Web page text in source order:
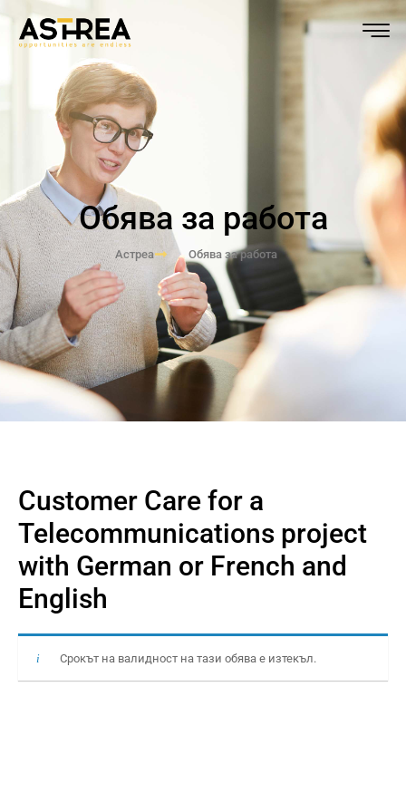
Обява за работа
Астреа Обява за работа
Customer Care for a
Telecommunications project
with German or French and
English
Срокът на валидност на тази обява е изтекъл.